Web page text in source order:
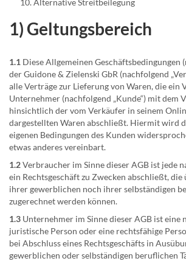
Alternative Streitbeilegung
1) Geltungsbereich
1.1 Diese Allgemeinen Geschäftsbedingungen
der Guidone & Zielenski GbR (nachfolgend
alle Verträge zur Lieferung von Waren, die ein
Unternehmer (nachfolgend „Kunde“) mit dem
hinsichtlich der vom Verkäufer in seinem
dargestellten Waren abschließt. Hiermit wird
eigenen Bedingungen des Kunden
etwas anderes vereinbart.
1.2Verbraucher im Sinne dieser AGB ist jede
ein Rechtsgeschäft zu Zwecken abschließt,
ihrer gewerblichen noch ihrer selbständigen
zugerechnet werden können.
1.3 Unternehmer im Sinne dieser AGB ist eine
juristische Person oder eine rechtsfähige
bei Abschluss eines Rechtsgeschäfts in
gewerblichen oder selbständigen beruflichen